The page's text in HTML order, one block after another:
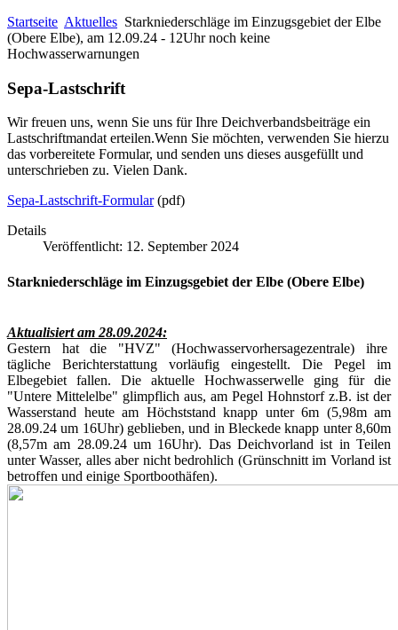
Startseite Aktuelles Starkniederschläge im Einzugsgebiet der Elbe
(Obere Elbe), am 12.09.24 - 12Uhr noch keine
Hochwasserwarnungen
Sepa-Lastschrift
Wir freuen uns, wenn Sie uns für Ihre Deichverbandsbeiträge ein
Lastschriftmandat erteilen.Wenn Sie möchten, verwenden Sie hierzu
das vorbereitete Formular, und senden uns dieses ausgefüllt und
unterschrieben zu. Vielen Dank.
Sepa-Lastschrift-Formular(pdf)
Details
Veröffentlicht: 12. September 2024
Starkniederschläge im Einzugsgebiet der Elbe (Obere Elbe)
Aktualisiert am 28.09.2024:
Gestern hat die "HVZ" (Hochwasservorhersagezentrale) ihre
tägliche Berichterstattung vorläufig eingestellt. Die Pegel im
Elbegebiet fallen. Die aktuelle Hochwasserwelle ging für die
"Untere Mittelelbe" glimpflich aus, am Pegel Hohnstorf z.B. ist der
Wasserstand heute am Höchststand knapp unter 6m (5,98m am
28.09.24 um 16Uhr) geblieben, und in Bleckede knapp unter 8,60m
(8,57m am 28.09.24 um 16Uhr). Das Deichvorland ist in Teilen
unter Wasser, alles aber nicht bedrohlich (Grünschnitt im Vorland ist
betroffen und einige Sportboothäfen).